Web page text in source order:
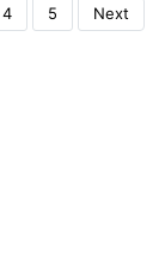
4 5 Next